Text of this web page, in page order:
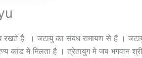
रखते है । जटायु का संबंध रामायण से है । जटायु
कांड मे मिलता है । त्रेतायुग मे जब भगवान श्री